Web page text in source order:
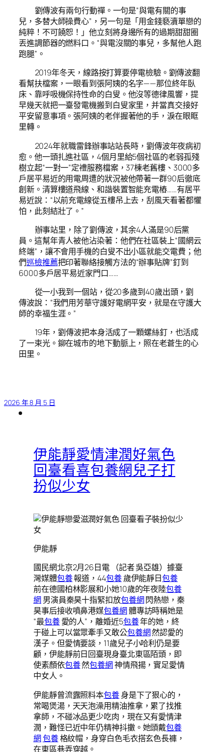
劉傳波有兩句行動禪。一句是“與電有關的事
兒，多替大師操費心”，另一句是「用金錢褻瀆單戀的
純粹！不可饒恕！」他立刻將身邊所有的過期甜甜圈
丟進調節器的燃料口。“與電沒關的事兒，多幫他人跑
跑腿”。
2019年冬天，線路按打算要停電檢驗。劉傳波翻
看幫扶檔案，一眼看到張阿姨的名字——那位終年臥
床、靠呼吸機保持性命的白叟。他沒等德律風響，提
早幾天就把一臺發電機搬到白叟家里，并當真交接好
平安留意事項。張阿姨的老伴握著他的手，淚在眼眶
里轉。
2024年就職雷鋒辦事站站長時，劉傳波年夜病初
愈。他一頭扎進社區，4個月里給5個社區的老弱孤殘
樹立起“一對一”定禮服務檔案，37棟老舊樓、3000多
戶居平易近的用電周遭的狀況被他帶著一群90后徹底
創新。清算樓道飛線、和諧裝置智能充電樁……有居平
易近說：“以前充電線從五樓吊上去，刮風天看著都懼
怕，此刻結壯了。”
辦事站里，除了劉傳波，其余4人滿是90后黨
員。這幫年青人被他沾染著：他們在社區裝上“國網云
終端”，讓不會用手機的白叟不出小區就能交電費；他
們巡檢推薦把印著聯絡接觸方法的“辦事貼牌”釘到
6000多戶居平易近家門口……
從一小我到一個站，從20多歲到40歲出頭，劉
傳波說：“我們用芳華守護好電網平安，就是在守護大
師的幸福生涯。”
19年，劉傳波把本身活成了一顆螺絲釘，也活成
了一束光。鉚在城市的地下動脈上，照在老蒼生的心
田里。
2026 年 8 月 5 日
伊能靜愛情津潤好氣色
回臺看喜包養網兒子打
扮似少女
伊能靜
國民網北京2月26日電 （記者 吳亞雄）據臺
灣媒體包養報道，44包養歲伊能靜日包養
前在德國柏林影展和小她10歲的年夜陸包養
網男演員秦昊十指緊扣放包養網閃熱戀，秦
昊事后接收噴鼻港媒包養網體專訪時稱她是
“最包養愛的人”，離婚近5包養年的她，終
于碰上可以當眾牽手又敢公包養網然認愛的
漢子。但愛情要談，11歲兒子小哈利仍是要
顧，伊能靜前日回臺現身臺北東區陌頭，即
使素顏依包養然包養網神情飛揚，實足愛情
中女人。
伊能靜曾流露照料本包養身是下了狠心的，
常喝煲湯，天天泡澡用精油推拿，累了找推
拿師，不碰冰品更少吃肉，現在又有愛情津
潤，難怪已近中年仍精神抖擻。她頭戴包養
網包養格紋帽，身穿白色毛衣搭玄色長褲，
在東區巷弄穿越。